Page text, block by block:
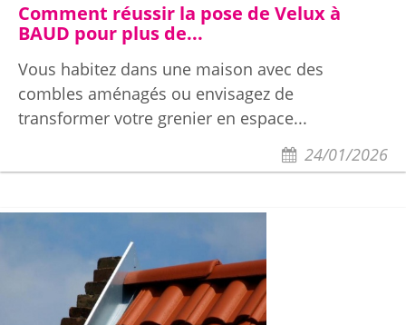
Comment réussir la pose de Velux à
BAUD pour plus de...
Vous habitez dans une maison avec des
combles aménagés ou envisagez de
transformer votre grenier en espace...
24/01/2026